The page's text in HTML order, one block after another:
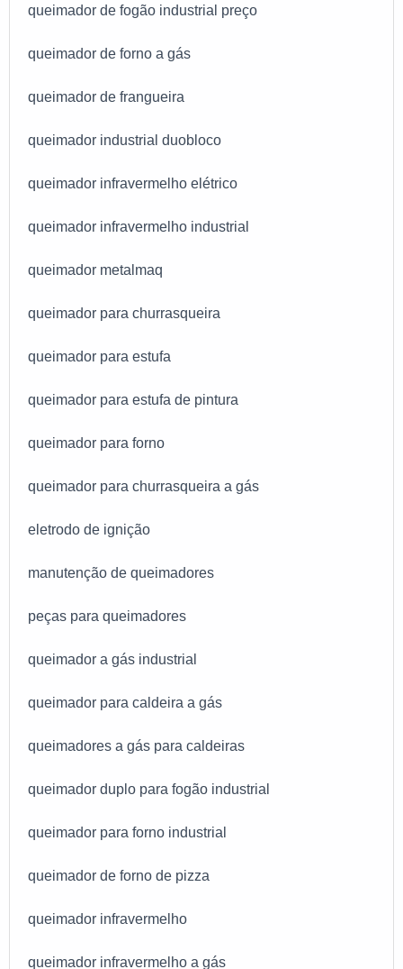
queimador de fogão industrial preço
queimador de forno a gás
queimador de frangueira
queimador industrial duobloco
queimador infravermelho elétrico
queimador infravermelho industrial
queimador metalmaq
queimador para churrasqueira
queimador para estufa
queimador para estufa de pintura
queimador para forno
queimador para churrasqueira a gás
eletrodo de ignição
manutenção de queimadores
peças para queimadores
queimador a gás industrial
queimador para caldeira a gás
queimadores a gás para caldeiras
queimador duplo para fogão industrial
queimador para forno industrial
queimador de forno de pizza
queimador infravermelho
queimador infravermelho a gás